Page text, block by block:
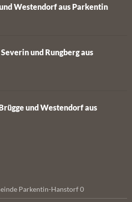
Westendorf aus Parkentin
und Rungberg aus
und Westendorf aus
Parkentin-Hanstorf 0